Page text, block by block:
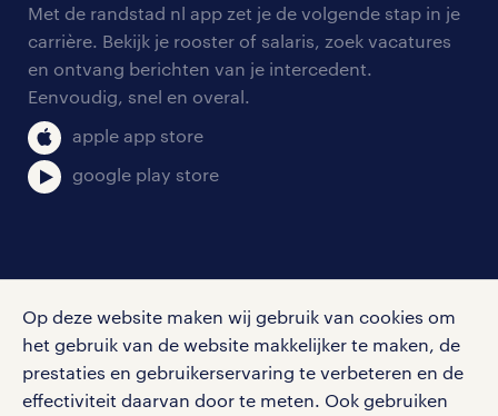
Op deze website maken wij gebruik van cookies om
het gebruik van de website makkelijker te maken, de
prestaties en gebruikerservaring te verbeteren en de
effectiviteit daarvan door te meten. Ook gebruiken
personeel gezocht
aanmelden nieuwsbrief
blogs en artikelen
salarischecker
bruto-netto calculator
onze vestigingen
pers
Met de randstad nl app zet je de volgende stap in je
carrière. Bekijk je rooster of salaris, zoek vacatures
en ontvang berichten van je intercedent.
Eenvoudig, snel en overal.
apple app store
google play store
Volg ons voor de leukste content omtrent
vacatures, solliciteren en inspiratie.